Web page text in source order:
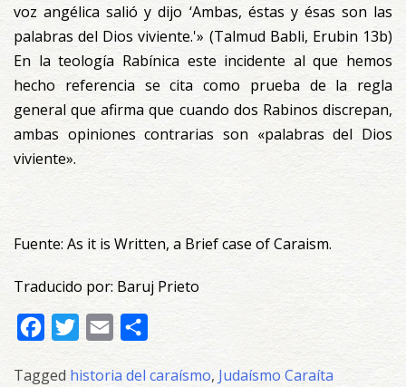
voz angélica salió y dijo ‘Ambas, éstas y ésas son las
palabras del Dios viviente.'» (Talmud Babli, Erubin 13b)
En la teología Rabínica este incidente al que hemos
hecho referencia se cita como prueba de la regla
general que afirma que cuando dos Rabinos discrepan,
ambas opiniones contrarias son «palabras del Dios
viviente».
Fuente: As it is Written, a Brief case of Caraism.
Traducido por: Baruj Prieto
FacebookTwitterEmail
Tagged historia del caraísmo, Judaísmo Caraíta